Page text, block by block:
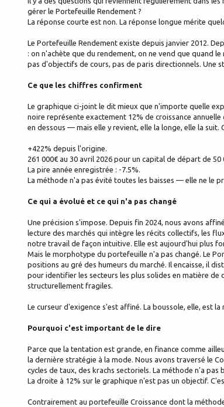
gérer le Portefeuille Rendement ?
La réponse courte est non. La réponse longue mérite
Le Portefeuille Rendement existe depuis janvier 2012.
: on n'achète que du rendement, on ne vend que quand
pas d'objectifs de cours, pas de paris directionnels. Une
Ce que les chiffres confirment
Le graphique ci-joint le dit mieux que n'importe quelle
noire représente exactement 12% de croissance
en dessous — mais elle y revient, elle la longe, elle la
+422% depuis l'origine.
261 000€ au 30 avril 2026 pour un capital de départ de 50
La pire année enregistrée : -7.5%.
La méthode n'a pas évité toutes les baisses — elle ne le
Ce qui a évolué et ce qui n'a pas changé
Une précision s'impose. Depuis fin 2024, nous avons
lecture des marchés qui intègre les récits collectifs, les
notre travail de façon intuitive. Elle est aujourd'hui plus
Mais le morphotype du portefeuille n'a pas changé. Le
positions au gré des humeurs du marché. Il encaisse, il
pour identifier les secteurs les plus solides en matière
structurellement fragiles.
Le curseur d'exigence s'est affiné. La boussole, elle, est la
Pourquoi c'est important de le dire
Parce que la tentation est grande, en finance comme
la dernière stratégie à la mode. Nous avons traversé le
cycles de taux, des krachs sectoriels. La méthode n'a pas
La droite à 12% sur le graphique n'est pas un objectif.
Contrairement au portefeuille Croissance dont la